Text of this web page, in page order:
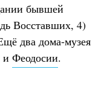
бывшей
Восставших, 4)
два дома-музея
и Феодосии.